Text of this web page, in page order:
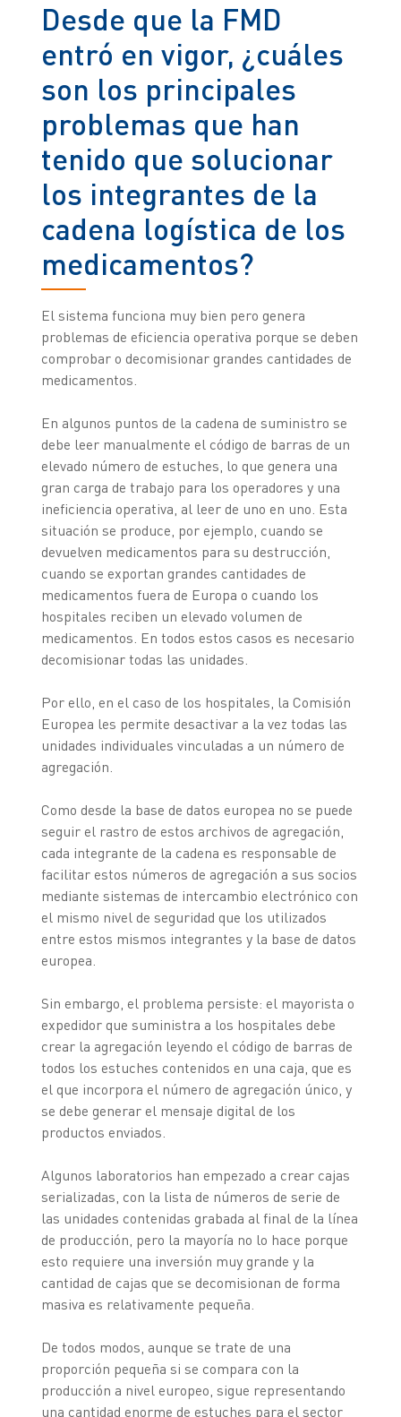
Desde que la FMD
entró en vigor, ¿cuáles
son los principales
problemas que han
tenido que solucionar
los integrantes de la
cadena logística de los
medicamentos?
El sistema funciona muy bien pero genera
problemas de eficiencia operativa porque se deben
comprobar o decomisionar grandes cantidades de
medicamentos.
En algunos puntos de la cadena de suministro se
debe leer manualmente el código de barras de un
elevado número de estuches, lo que genera una
gran carga de trabajo para los operadores y una
ineficiencia operativa, al leer de uno en uno. Esta
situación se produce, por ejemplo, cuando se
devuelven medicamentos para su destrucción,
cuando se exportan grandes cantidades de
medicamentos fuera de Europa o cuando los
hospitales reciben un elevado volumen de
medicamentos. En todos estos casos es necesario
decomisionar todas las unidades.
Por ello, en el caso de los hospitales, la Comisión
Europea les permite desactivar a la vez todas las
unidades individuales vinculadas a un número de
agregación.
Como desde la base de datos europea no se puede
seguir el rastro de estos archivos de agregación,
cada integrante de la cadena es responsable de
facilitar estos números de agregación a sus socios
mediante sistemas de intercambio electrónico con
el mismo nivel de seguridad que los utilizados
entre estos mismos integrantes y la base de datos
europea.
Sin embargo, el problema persiste: el mayorista o
expedidor que suministra a los hospitales debe
crear la agregación leyendo el código de barras de
todos los estuches contenidos en una caja, que es
el que incorpora el número de agregación único, y
se debe generar el mensaje digital de los
productos enviados.
Algunos laboratorios han empezado a crear cajas
serializadas, con la lista de números de serie de
las unidades contenidas grabada al final de la línea
de producción, pero la mayoría no lo hace porque
esto requiere una inversión muy grande y la
cantidad de cajas que se decomisionan de forma
masiva es relativamente pequeña.
De todos modos, aunque se trate de una
proporción pequeña si se compara con la
producción a nivel europeo, sigue representando
una cantidad enorme de estuches para el sector